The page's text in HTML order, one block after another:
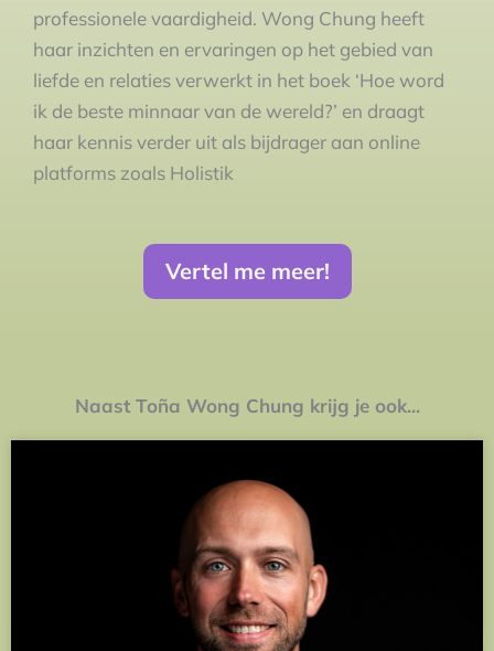
professionele vaardigheid. Wong Chung heeft
haar inzichten en ervaringen op het gebied van
liefde en relaties verwerkt in het boek ‘Hoe word
ik de beste minnaar van de wereld?’ en draagt
haar kennis verder uit als bijdrager aan online
platforms zoals Holistik
Vertel me meer!
Naast Toña Wong Chung krijg je ook...